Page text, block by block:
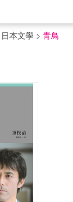
日本文學 > 青鳥